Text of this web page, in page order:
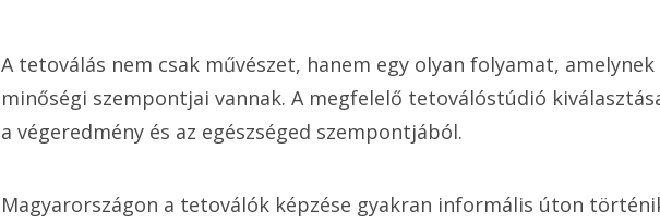
A tetoválás nem csak művészet, hanem egy olyan folyamat,
minőségi szempontjai vannak. A megfelelő tetoválóstúdió
a végeredmény és az egészséged szempontjából.
Magyarországon a tetoválók képzése gyakran informális úton